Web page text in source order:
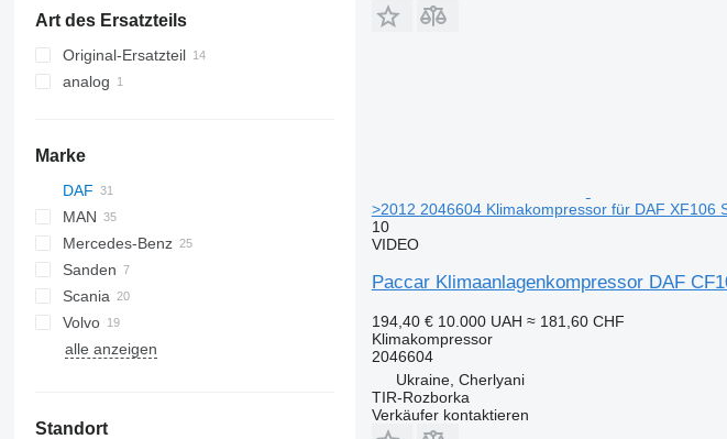
Art des Ersatzteils
Original-Ersatzteil
analog
Marke
DAF
CF
CF 85
LF
XF
XF 95
XF 105
XF 105 460
XF 106
XG
XG+
XG 480
Stralis
Trakker
MAN
Lion's series
TGA
TGL
TGM
TGS
Mercedes-Benz
Actros
Antos
Arocs
Atego
Kerax
Midlum
Premium
Sanden
Scania
P-series
R-series
Volvo
FH
VNL
alle anzeigen
Standort
>2012 2046604 Klimakompressor für DAF XF106
10
VIDEO
Paccar Klimaanlagenkompressor DAF
194,40 € 10.000 UAH ≈ 181,60 CHF
Klimakompressor
2046604
Ukraine, Cherlyani
TIR-Rozborka
Verkäufer kontaktieren